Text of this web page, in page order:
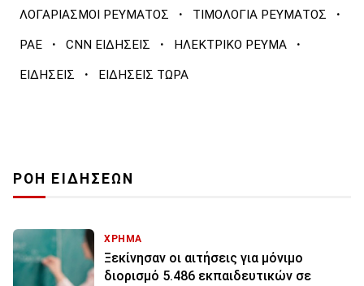
ΛΟΓΑΡΙΑΣΜΟΙ ΡΕΥΜΑΤΟΣ · ΤΙΜΟΛΟΓΙΑ ΡΕΥΜΑΤΟΣ ·
ΡΑΕ · CNN ΕΙΔΗΣΕΙΣ · ΗΛΕΚΤΡΙΚΟ ΡΕΥΜΑ ·
ΕΙΔΗΣΕΙΣ · ΕΙΔΗΣΕΙΣ ΤΩΡΑ
ΡΟΗ ΕΙΔΗΣΕΩΝ
ΧΡΗΜΑ
Ξεκίνησαν οι αιτήσεις για μόνιμο
διορισμό 5.486 εκπαιδευτικών σε